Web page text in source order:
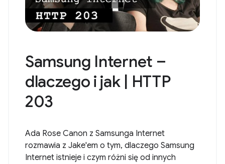
Samsung Internet –
dlaczego i jak | HTTP
203
Ada Rose Canon z Samsunga Internet
rozmawia z Jake'em o tym, dlaczego Samsung
Internet istnieje i czym różni się od innych